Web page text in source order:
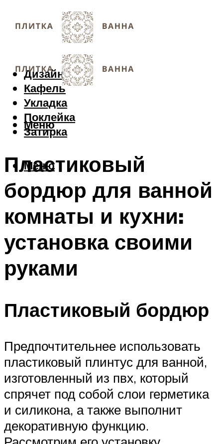
Дизайн
Кафель
Укладка
Поклейка
Затирка
Меню
Меню
Пластиковый
бордюр для ванной
комнаты и кухни:
установка своими
руками
Пластиковый бордюр
Предпочтительнее использовать
пластиковый плинтус для ванной,
изготовленный из пвх, который
спрячет под собой слои герметика
и силикона, а также выполнит
декоративную функцию.